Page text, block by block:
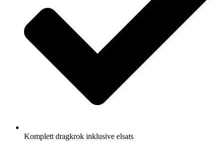
Komplett dragkrok inklusive elsats